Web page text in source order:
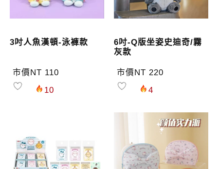
3吋人魚漢頓-泳褲款
市價NT 110
10
6吋-Q版坐姿史迪奇/霧
灰款
市價NT 220
4